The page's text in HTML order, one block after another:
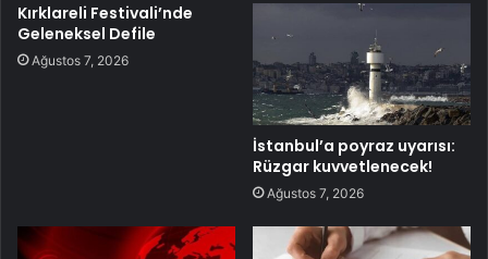
Kırklareli Festivali’nde
Geleneksel Defile
Ağustos 7, 2026
İstanbul’a poyraz uyarısı:
Rüzgar kuvvetlenecek!
Ağustos 7, 2026